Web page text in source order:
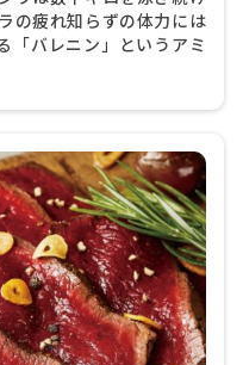
の疲れ知らずの体力には
「バレニン」というアミ